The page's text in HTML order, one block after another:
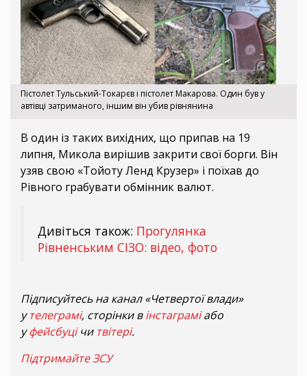
Пістолет Тульський-Токарєв і пістолет Макарова. Один був у
автівці затриманого, іншим він убив рівнянина
В один із таких вихідних, що припав на 19
липня, Микола вирішив закрити свої борги. Він
узяв свою «Тойоту Ленд Крузер» і поїхав до
Рівного грабувати обмінник валют.
Дивіться також: Прогулянка
Рівненським СІЗО: відео, фото
Підписуйтесь на канал «Четвертої влади»
утелеграмі, сторінки вінстаграміабо
уфейсбуцічи твітері.
Підтримайте ЗСУ